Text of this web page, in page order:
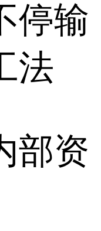
停输
法
部资